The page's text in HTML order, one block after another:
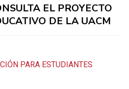
EL PROYECTO
DE LA UACM
PARA ESTUDIANTES